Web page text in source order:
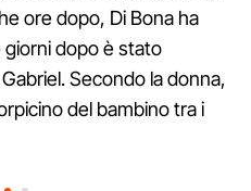
ore dopo, Di Bona ha
dopo è stato
Secondo la donna,
del bambino tra i